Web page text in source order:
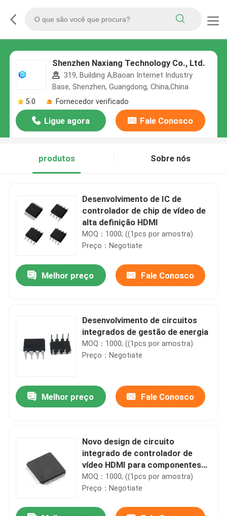
Shenzhen Naxiang Technology Co., Ltd.
319, Building A,Baoan Internet Industry
Base, Shenzhen, Guangdong, China,China
5.0
Fornecedor verificado
Ligue agora Fale Conosco
produtos Sobre nós
Desenvolvimento de IC de
controlador de chip de vídeo de
alta definição HDMI
MOQ：1000; ((1pcs por amostra)
Preço：Negotiate
Melhor preço Fale Conosco
Desenvolvimento de circuitos
integrados de gestão de energia
MOQ：1000; ((1pcs por amostra)
Preço：Negotiate
Melhor preço Fale Conosco
Novo design de circuito
integrado de controlador de
vídeo HDMI para componentes
eletrônicos
MOQ：1000; ((1pcs por amostra)
Preço：Negotiate